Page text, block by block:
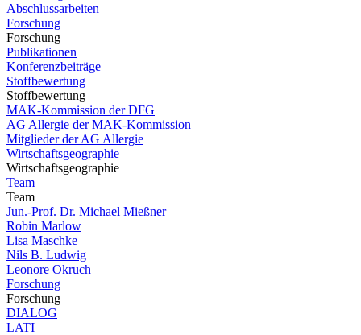
Abschlussarbeiten
Forschung
Forschung
Publikationen
Konferenzbeiträge
Stoffbewertung
Stoffbewertung
MAK-Kommission der DFG
AG Allergie der MAK-Kommission
Mitglieder der AG Allergie
Wirtschaftsgeographie
Wirtschaftsgeographie
Team
Team
Jun.-Prof. Dr. Michael Mießner
Robin Marlow
Lisa Maschke
Nils B. Ludwig
Leonore Okruch
Forschung
Forschung
DIALOG
LATI